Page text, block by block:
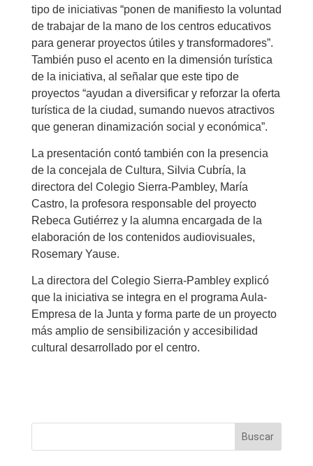
tipo de iniciativas “ponen de manifiesto la voluntad
de trabajar de la mano de los centros educativos
para generar proyectos útiles y transformadores”.
También puso el acento en la dimensión turística
de la iniciativa, al señalar que este tipo de
proyectos “ayudan a diversificar y reforzar la oferta
turística de la ciudad, sumando nuevos atractivos
que generan dinamización social y económica”.
La presentación contó también con la presencia
de la concejala de Cultura, Silvia Cubría, la
directora del Colegio Sierra-Pambley, María
Castro, la profesora responsable del proyecto
Rebeca Gutiérrez y la alumna encargada de la
elaboración de los contenidos audiovisuales,
Rosemary Yause.
La directora del Colegio Sierra-Pambley explicó
que la iniciativa se integra en el programa Aula-
Empresa de la Junta y forma parte de un proyecto
más amplio de sensibilización y accesibilidad
cultural desarrollado por el centro.